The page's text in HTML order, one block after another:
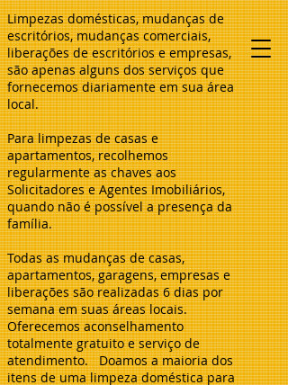
Limpezas domésticas, mudanças de
escritórios, mudanças comerciais,
liberações de escritórios e empresas,
são apenas alguns dos serviços que
fornecemos diariamente em sua área
local.
Para limpezas de casas e
apartamentos, recolhemos
regularmente as chaves aos
Solicitadores e Agentes Imobiliários,
quando não é possível a presença da
família.
Todas as mudanças de casas,
apartamentos, garagens, empresas e
liberações são realizadas 6 dias por
semana em suas áreas locais.
Oferecemos aconselhamento
totalmente gratuito e serviço de
atendimento. Doamos a maioria dos
itens de uma limpeza doméstica para